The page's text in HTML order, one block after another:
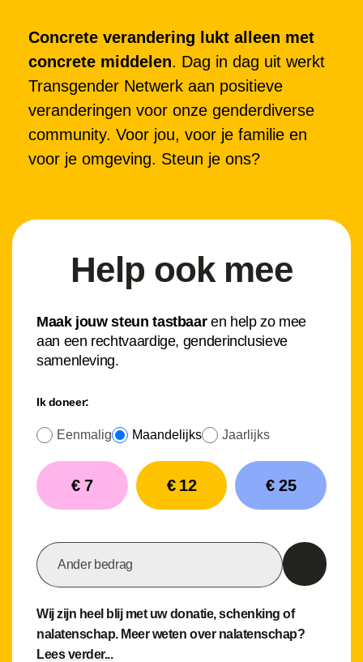
Concrete verandering lukt alleen met
concrete middelen. Dag in dag uit werkt
Transgender Netwerk aan positieve
veranderingen voor onze genderdiverse
community. Voor jou, voor je familie en
voor je omgeving. Steun je ons?
Help ook mee
Maak jouw steun tastbaaren help zo mee
aan een rechtvaardige, genderinclusieve
samenleving.
Ik doneer:
Eenmalig Maandelijks Jaarlijks
€ 7 € 12 € 25
Wij zijn heel blij met uw donatie, schenking of
nalatenschap. Meer weten over nalatenschap?
Lees verder...